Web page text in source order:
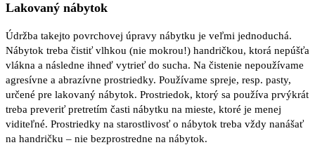
Lakovaný nábytok
Údržba takejto povrchovej úpravy nábytku je veľmi jednoduchá.
Nábytok treba čistiť vlhkou (nie mokrou!) handričkou, ktorá nepúšťa
vlákna a následne ihneď vytrieť do sucha. Na čistenie nepoužívame
agresívne a abrazívne prostriedky. Používame spreje, resp. pasty,
určené pre lakovaný nábytok. Prostriedok, ktorý sa používa prvýkrát
treba preveriť pretretím časti nábytku na mieste, ktoré je menej
viditeľné. Prostriedky na starostlivosť o nábytok treba vždy nanášať
na handričku – nie bezprostredne na nábytok.